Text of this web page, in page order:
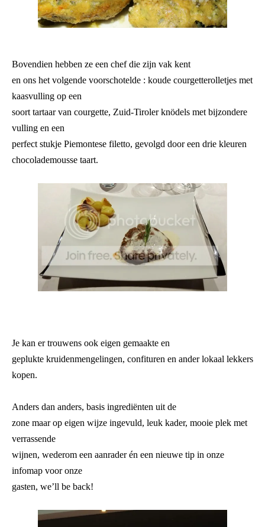
Bovendien hebben ze een chef die zijn vak kent
en ons het volgende voorschotelde : koude courgetterolletjes met
kaasvulling op een
soort tartaar van courgette, Zuid-Tiroler knödels met bijzondere
vulling en een
perfect stukje Piemontese filetto, gevolgd door een drie kleuren
chocolademousse taart.
Je kan er trouwens ook eigen gemaakte en
geplukte kruidenmengelingen, confituren en ander lokaal lekkers
kopen.
Anders dan anders, basis ingrediënten uit de
zone maar op eigen wijze ingevuld, leuk kader, mooie plek met
verrassende
wijnen, wederom een aanrader én een nieuwe tip in onze
infomap voor onze
gasten, we’ll be back!